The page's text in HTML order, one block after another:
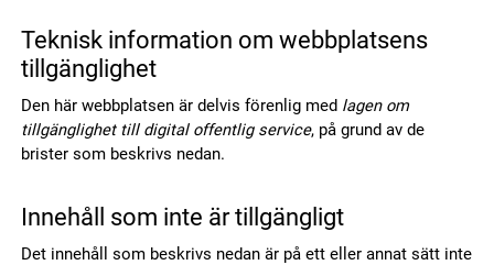
Teknisk information om webbplatsens
tillgänglighet
Den här webbplatsen är delvis förenlig med lagen om
tillgänglighet till digital offentlig service, på grund av de
brister som beskrivs nedan.
Innehåll som inte är tillgängligt
Det innehåll som beskrivs nedan är på ett eller annat sätt inte